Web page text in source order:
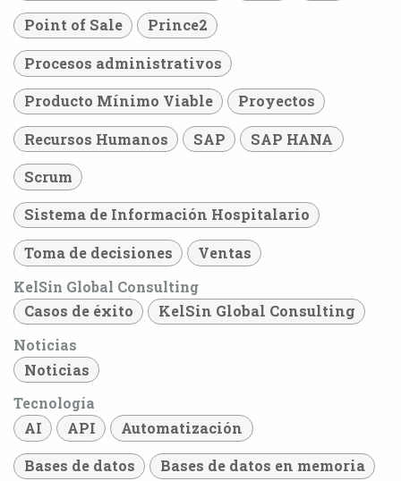
Point of Sale Prince2
Procesos administrativos
Producto Mínimo Viable Proyectos
Recursos Humanos SAP SAP HANA
Scrum
Sistema de Información Hospitalario
Toma de decisiones
Ventas
KelSin Global Consulting
Casos de éxito
KelSin Global Consulting
Noticias
Noticias
Tecnología
AI
API Automatización
Bases de datos Bases de datos en memoria